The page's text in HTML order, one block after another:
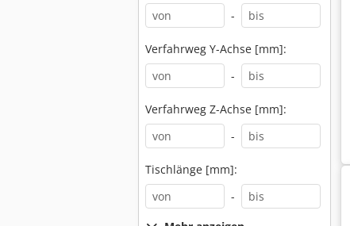
-
Verfahrweg Y-Achse [mm]:
-
Verfahrweg Z-Achse [mm]:
-
Tischlänge [mm]:
-